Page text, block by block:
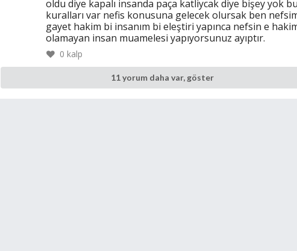
oldu diye kapalı insanda paça katliycak diye bişey yok
kuralları var nefis konusuna gelecek olursak ben
gayet hakim bi insanım bi eleştiri yapınca nefsin e
olamayan insan muamelesi yapıyorsunuz ayıptır.
0 kalp
11 yorum daha var, göster